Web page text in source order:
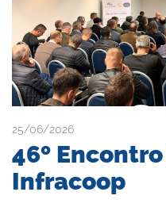
25/06/2026
46º
Infracoop